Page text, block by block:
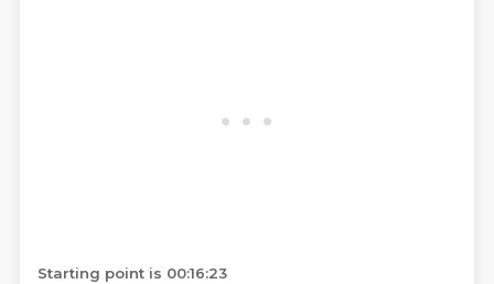
Starting point is 00:16:23